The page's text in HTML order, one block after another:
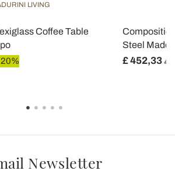
LIVING
Coffee Table
Steel Made
£ 452,33 £
Newsletter